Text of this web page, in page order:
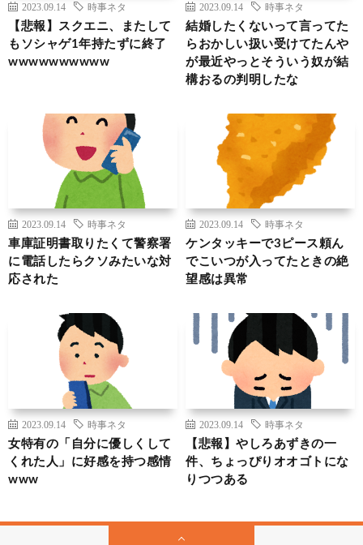
2023.09.14 時事ネタ
【悲報】スクエニ、またして
もソシャゲ1年持たずに終了
wwwwwwwwww
2023.09.14 時事ネタ
結婚したくないって言ってた
らおかしい扱い受けてたんや
が最近やっとそういう奴が結
構おるの判明したな
2023.09.14 時事ネタ
車庫証明書取りたくて警察署
に電話したらクソみたいな対
応された
2023.09.14 時事ネタ
ケンタッキーで3ピース頼ん
でこいつが入ってたときの絶
望感は異常
2023.09.14 時事ネタ
女特有の「自分に優しくして
くれた人」に好感を持つ感情
www
2023.09.14 時事ネタ
【悲報】やしろあずきの一
件、ちょっぴりオオゴトにな
りつつある